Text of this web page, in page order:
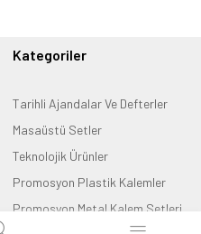
Kategoriler
Tarihli Ajandalar Ve Defterler
Masaüstü Setler
Teknolojik Ürünler
Promosyon Plastik Kalemler
Promosyon Metal Kalem Setleri